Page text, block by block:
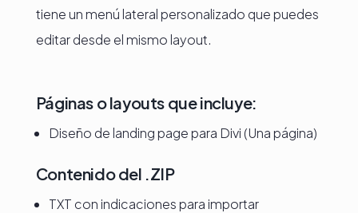
tiene un menú lateral personalizado que puedes
editar desde el mismo layout.
Páginas o layouts que incluye:
Diseño de landing page para Divi (Una página)
Contenido del .ZIP
TXT con indicaciones para importar